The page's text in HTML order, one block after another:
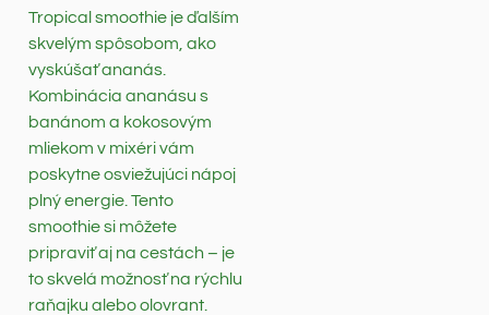
Tropical smoothie je ďalším
skvelým spôsobom, ako
vyskúšať ananás.
Kombinácia ananásu s
banánom a kokosovým
mliekom v mixéri vám
poskytne osviežujúci nápoj
plný energie. Tento
smoothie si môžete
pripraviť aj na cestách – je
to skvelá možnosť na rýchlu
raňajku alebo olovrant.